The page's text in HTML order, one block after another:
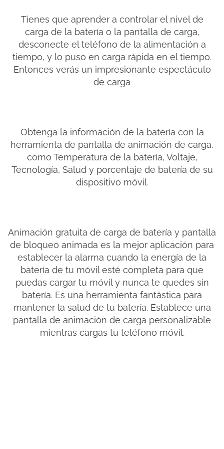
Tienes que aprender a controlar el nivel de
carga de la batería o la pantalla de carga,
desconecte el teléfono de la alimentación a
tiempo, y lo puso en carga rápida en el tiempo.
Entonces verás un impresionante espectáculo
de carga
Obtenga la información de la batería con la
herramienta de pantalla de animación de carga,
como Temperatura de la batería, Voltaje,
Tecnología, Salud y porcentaje de batería de su
dispositivo móvil.
Animación gratuita de carga de batería y pantalla
de bloqueo animada es la mejor aplicación para
establecer la alarma cuando la energía de la
batería de tu móvil esté completa para que
puedas cargar tu móvil y nunca te quedes sin
batería. Es una herramienta fantástica para
mantener la salud de tu batería. Establece una
pantalla de animación de carga personalizable
mientras cargas tu teléfono móvil.